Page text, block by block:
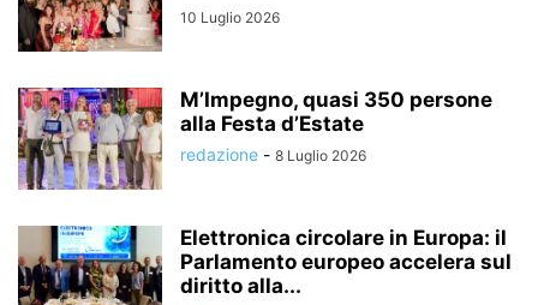
10 Luglio 2026
M’Impegno, quasi 350 persone
alla Festa d’Estate
redazione - 8 Luglio 2026
Elettronica circolare in Europa: il
Parlamento europeo accelera sul
diritto alla...